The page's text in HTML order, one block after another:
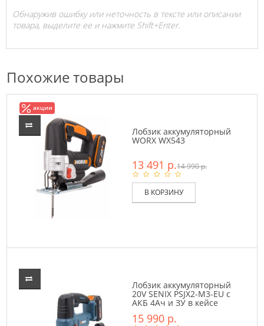
Обнаружив ошибку или неточность в тексте или описании
товара, выделите ее и нажмите Shift+Enter.
Похожие товары
акции
Лобзик аккумуляторный
WORX WX543
13 491 р.14 990 р.
В КОРЗИНУ
Лобзик аккумуляторный
20V SENIX PSJX2-M3-EU с
АКБ 4Ач и ЗУ в кейсе
15 990 р.